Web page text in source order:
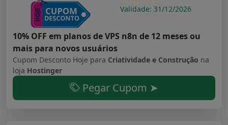
Validade: 31/12/2026
10% OFF em planos de VPS n8n de 12 meses ou
mais para novos usuários
Cupom Desconto Hoje para Criatividade e Construção na
loja Hostinger
Pegar Cupom ➤